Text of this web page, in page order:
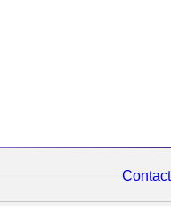
Contact